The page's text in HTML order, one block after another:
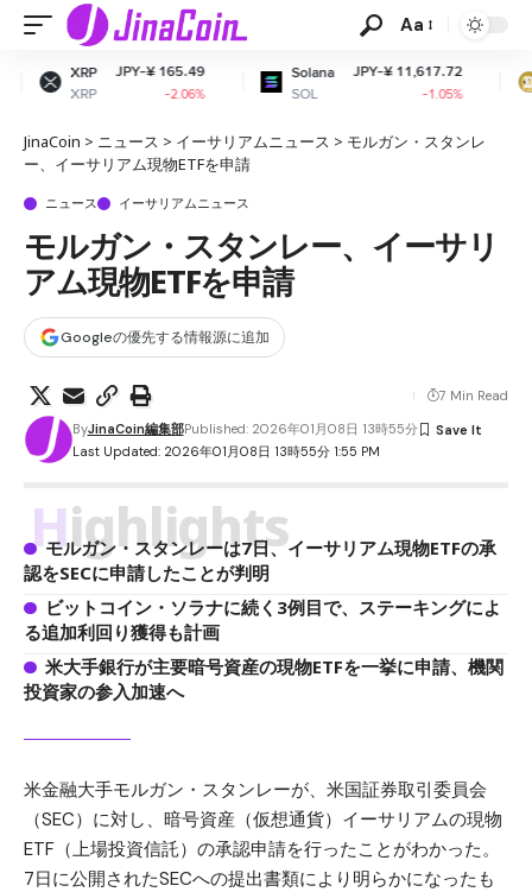
Aa
¥ 165.49
-2.06%
Solana
SOL
JPY-¥ 11,617.72
-1.05%
Dogecoin
DOGE
JinaCoin > ニュース > イーサリアムニュース > モルガン・スタンレ
ー、イーサリアム現物ETFを申請
ニュース イーサリアムニュース
モルガン・スタンレー、イーサリ
アム現物ETFを申請
Googleの優先する情報源に追加
Last Updated: 2026年01月08日 13時55分 1:55 PM
ByJinaCoin編集部Published: 2026年01月08日 13時55分
7 Min Read
Highlights
モルガン・スタンレーは7日、イーサリアム現物ETFの承
認をSECに申請したことが判明
ビットコイン・ソラナに続く3例目で、ステーキングによ
る追加利回り獲得も計画
米大手銀行が主要暗号資産の現物ETFを一挙に申請、機関
投資家の参入加速へ
米金融大手モルガン・スタンレーが、米国証券取引委員会
（SEC）に対し、暗号資産（仮想通貨）イーサリアムの現物
ETF（上場投資信託）の承認申請を行ったことがわかった。
7日に公開されたSECへの提出書類により明らかになったも